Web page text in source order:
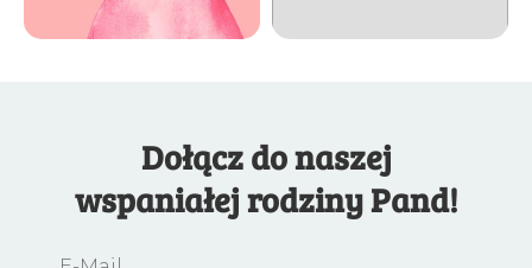
Dołącz do naszej
wspaniałej rodziny Pand!